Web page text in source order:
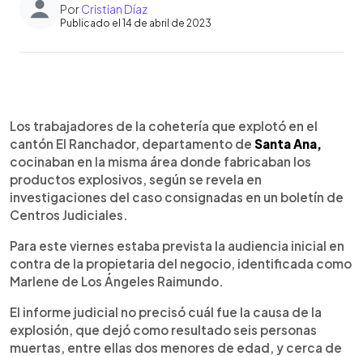
PorCristian Díaz
Publicado el 14 de abril de 2023
► Escuchar artículo
Los trabajadores de la cohetería que explotó en el
cantón El Ranchador, departamento de Santa Ana,
cocinaban en la misma área donde fabricaban los
productos explosivos, según se revela en
investigaciones del caso consignadas en un boletín de
Centros Judiciales.
Para este viernes estaba prevista la audiencia inicial en
contra de la propietaria del negocio, identificada como
Marlene de Los Ángeles Raimundo.
El informe judicial no precisó cuál fue la causa de la
explosión, que dejó como resultado seis personas
muertas, entre ellas dos menores de edad, y cerca de